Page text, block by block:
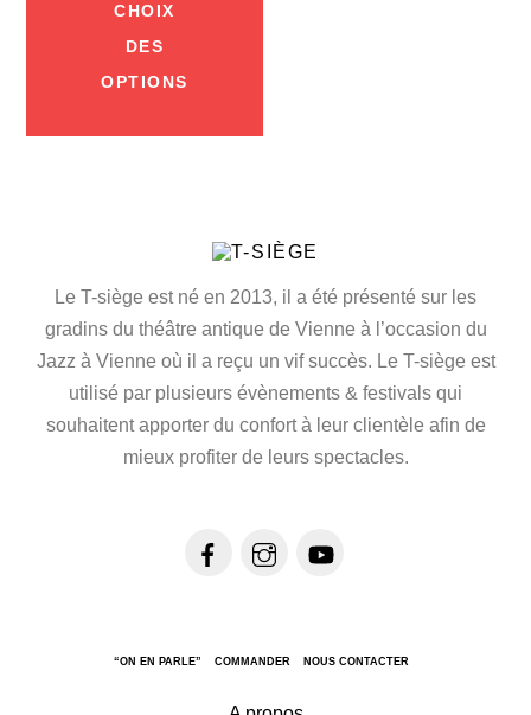
CHOIX
DES
OPTIONS
Le T-siège est né en 2013, il a été présenté sur les
gradins du théâtre antique de Vienne à l’occasion du
Jazz à Vienne où il a reçu un vif succès. Le T-siège est
utilisé par plusieurs évènements & festivals qui
souhaitent apporter du confort à leur clientèle afin de
mieux profiter de leurs spectacles.
“ON EN PARLE” COMMANDER NOUS CONTACTER